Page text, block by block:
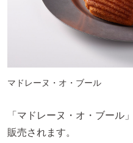
マドレーヌ・オ・ブール
「マドレーヌ・オ・ブール
販売されます。